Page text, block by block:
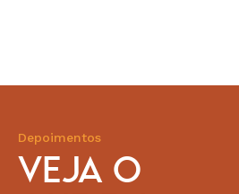
Depoimentos
VEJA O